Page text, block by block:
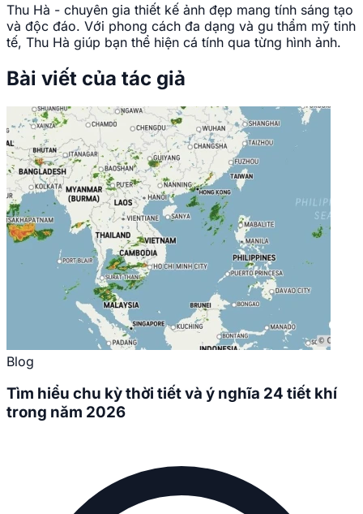
Thu Hà - chuyên gia thiết kế ảnh đẹp mang tính sáng tạo
và độc đáo. Với phong cách đa dạng và gu thẩm mỹ tinh
tế, Thu Hà giúp bạn thể hiện cá tính qua từng hình ảnh.
Bài viết của tác giả
Blog
Tìm hiểu chu kỳ thời tiết và ý nghĩa 24 tiết khí
trong năm 2026